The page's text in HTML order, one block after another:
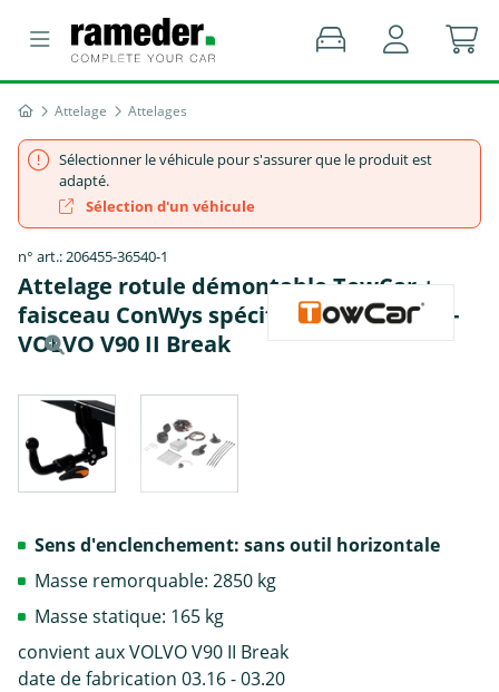
Attelage Attelages
Sélectionner le véhicule pour s'assurer que le produit est
adapté.
Sélection d'un véhicule
n° art.: 206455-36540-1
Attelage rotule démontable TowCar +
faisceau ConWys spécifique 13 broches -
VOLVO V90 II Break
Sens d'enclenchement: sans outil horizontale
Masse remorquable: 2850 kg
Masse statique: 165 kg
convient aux VOLVO V90 II Break
date de fabrication 03.16 - 03.20